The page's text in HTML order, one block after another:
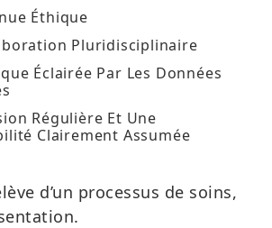
Éthique
Pluridisciplinaire
Éclairée Par Les Données
Régulière Et Une
Clairement Assumée
d’un processus de soins,